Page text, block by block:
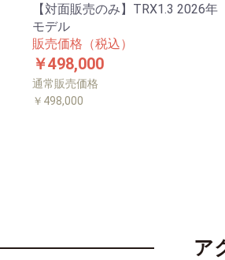
【対面販売のみ】TRX1.3 2026年
モデル
販売価格（税込）
￥498,000
通常販売価格
￥498,000
ア